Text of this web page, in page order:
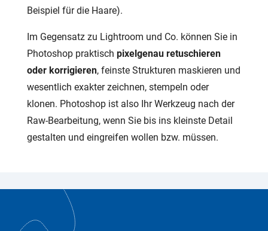
Beispiel für die Haare).
Im Gegensatz zu Lightroom und Co. können Sie in
Photoshop praktisch pixelgenau retuschieren
oder korrigieren, feinste Strukturen maskieren und
wesentlich exakter zeichnen, stempeln oder
klonen. Photoshop ist also Ihr Werkzeug nach der
Raw-Bearbeitung, wenn Sie bis ins kleinste Detail
gestalten und eingreifen wollen bzw. müssen.